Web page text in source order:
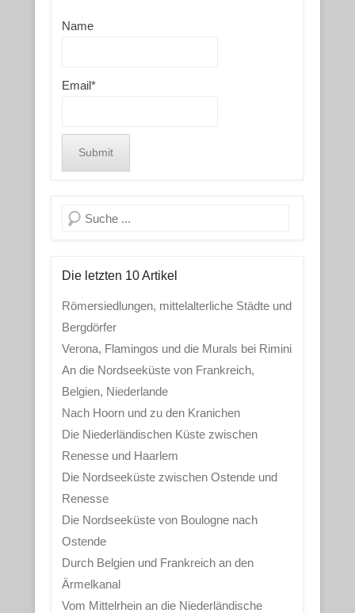
Name
Email*
Search
Die letzten 10 Artikel
Römersiedlungen, mittelalterliche Städte und
Bergdörfer
Verona, Flamingos und die Murals bei Rimini
An die Nordseeküste von Frankreich,
Belgien, Niederlande
Nach Hoorn und zu den Kranichen
Die Niederländischen Küste zwischen
Renesse und Haarlem
Die Nordseeküste zwischen Ostende und
Renesse
Die Nordseeküste von Boulogne nach
Ostende
Durch Belgien und Frankreich an den
Ärmelkanal
Vom Mittelrhein an die Niederländische